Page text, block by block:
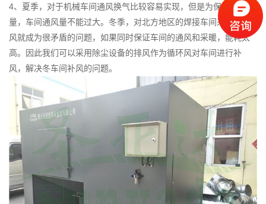
4、夏季，对于机械车间通风换气比较容易实现，但是为保证焊接质
量，车间通风量不能过大。冬季，对北方地区的焊接车间采暖和通
风就成为很矛盾的问题，如果同时保证车间的通风和采暖，能耗太
高。因此我们可以采用除尘设备的排风作为循环风对车间进行补
风，解决冬车间补风的问题。